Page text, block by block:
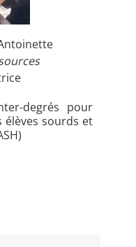
degrés pour
élèves sourds et